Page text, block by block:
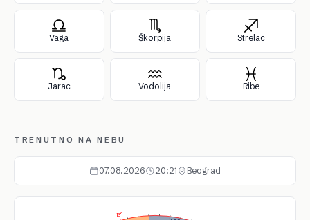
Vaga Škorpija Strelac
Jarac Vodolija Ribe
TRENUTNO NA NEBU
07.08.2026 20:21 Beograd
13°